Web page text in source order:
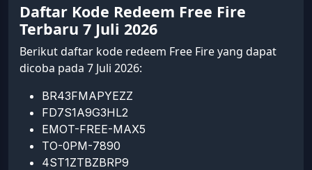
Daftar Kode Redeem Free Fire
Terbaru 7 Juli 2026
Berikut daftar kode redeem Free Fire yang dapat
dicoba pada 7 Juli 2026:
BR43FMAPYEZZ
FD7S1A9G3HL2
EMOT-FREE-MAX5
TO-0PM-7890
4ST1ZTBZBRP9